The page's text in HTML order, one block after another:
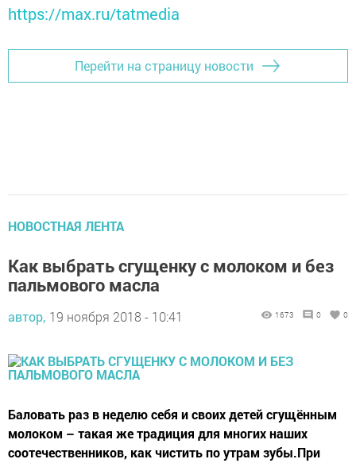
https://max.ru/tatmedia
Перейти на страницу новости
НОВОСТНАЯ ЛЕНТА
Как выбрать сгущенку с молоком и без
пальмового масла
автор, 19 ноября 2018 - 10:41 1673 0 0
Баловать раз в неделю себя и своих детей сгущённым
молоком – такая же традиция для многих наших
соотечественников, как чистить по утрам зубы.При